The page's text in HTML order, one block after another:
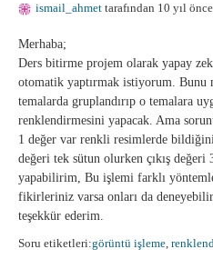
ismail_ahmet tarafından 10 yıl
Merhaba;
Ders bitirme projem olarak yapay
otomatik yaptırmak istiyorum. Bunu
temalarda gruplandırıp o temalara
renklendirmesini yapacak. Ama
1 değer var renkli resimlerde
değeri tek sütun olurken çıkış değeri
yapabilirim, Bu işlemi farklı
fikirleriniz varsa onları da
teşekkür ederim.
Soru etiketleri:görüntü işleme,